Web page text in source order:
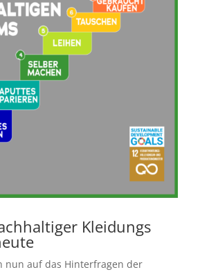
Kleidungs
nun auf das Hinterfragen der